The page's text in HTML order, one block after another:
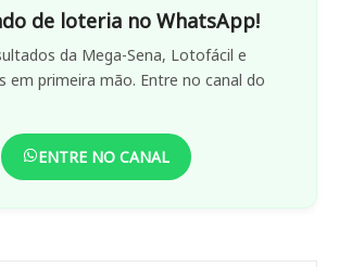
de loteria no WhatsApp!
da Mega-Sena, Lotofácil e
em primeira mão. Entre no canal do
ENTRE NO CANAL